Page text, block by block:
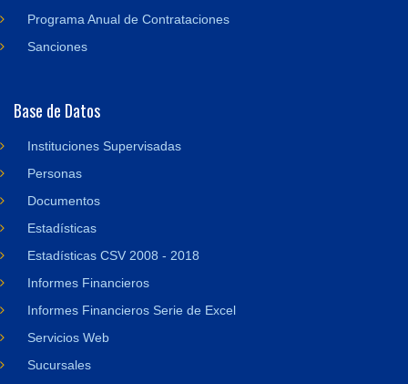
Programa Anual de Contrataciones
Sanciones
Base de Datos
Instituciones Supervisadas
Personas
Documentos
Estadísticas
Estadísticas CSV 2008 - 2018
Informes Financieros
Informes Financieros Serie de Excel
Servicios Web
Sucursales